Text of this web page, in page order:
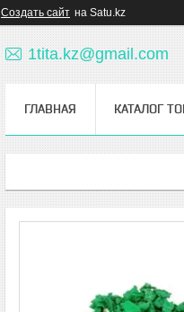
Создать сайт на Satu.kz
1tita.kz@gmail.com
ГЛАВНАЯ КАТАЛОГ